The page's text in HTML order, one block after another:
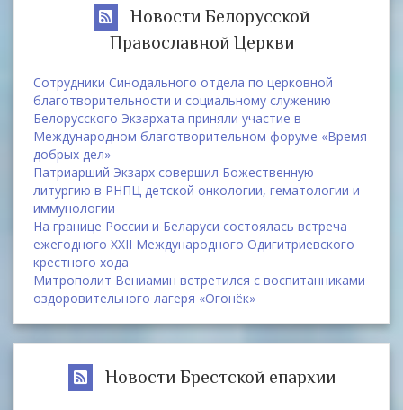
Новости Белорусской
Православной Церкви
Сотрудники Синодального отдела по церковной
благотворительности и социальному служению
Белорусского Экзархата приняли участие в
Международном благотворительном форуме «Время
добрых дел»
Патриарший Экзарх совершил Божественную
литургию в РНПЦ детской онкологии, гематологии и
иммунологии
На границе России и Беларуси состоялась встреча
ежегодного XXII Международного Одигитриевского
крестного хода
Митрополит Вениамин встретился с воспитанниками
оздоровительного лагеря «Огонёк»
Новости Брестской епархии